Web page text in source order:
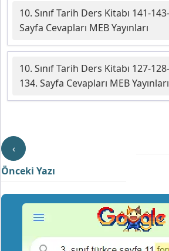
10. Sınıf Tarih Ders Kitabı 141-
Sayfa Cevapları MEB Yayınları
10. Sınıf Tarih Ders Kitabı 127-
134. Sayfa Cevapları MEB Yayınları
‹
Önceki Yazı